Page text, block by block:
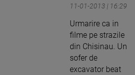
11-01-2013 | 16:29
Urmarire ca in
filme pe strazile
din Chisinau. Un
sofer de
excavator beat